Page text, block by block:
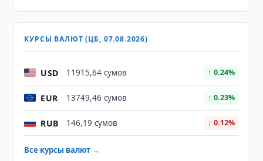
КУРСЫ ВАЛЮТ (ЦБ, 07.08.2026)
USD 11915,64 сумов ↑ 0.24%
EUR 13749,46 сумов ↑ 0.23%
RUB 146,19 сумов ↓ 0.12%
Все курсы валют →